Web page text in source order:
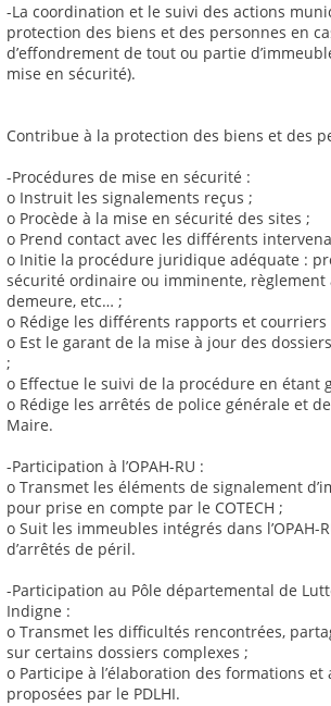
-La coordination et le suivi des actions
protection des biens et des personnes en
d’effondrement de tout ou partie
mise en sécurité).
Contribue à la protection des biens et des
-Procédures de mise en sécurité :
o Instruit les signalements reçus ;
o Procède à la mise en sécurité des sites ;
o Prend contact avec les différents
o Initie la procédure juridique adéquate :
sécurité ordinaire ou imminente, règlement
demeure, etc… ;
o Rédige les différents rapports et courriers
o Est le garant de la mise à jour des
;
o Effectue le suivi de la procédure en étant
o Rédige les arrêtés de police générale et
Maire.
-Participation à l’OPAH-RU :
o Transmet les éléments de signalement
pour prise en compte par le COTECH ;
o Suit les immeubles intégrés dans l’OPAH-
d’arrêtés de péril.
-Participation au Pôle départemental de
Indigne :
o Transmet les difficultés rencontrées,
sur certains dossiers complexes ;
o Participe à l’élaboration des formations et
proposées par le PDLHI.